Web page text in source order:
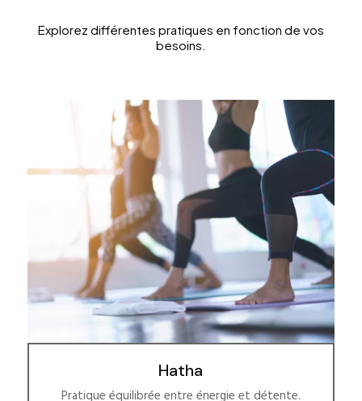
Explorez différentes pratiques en fonction de vos
besoins.
Hatha
Pratique équilibrée entre énergie et détente.